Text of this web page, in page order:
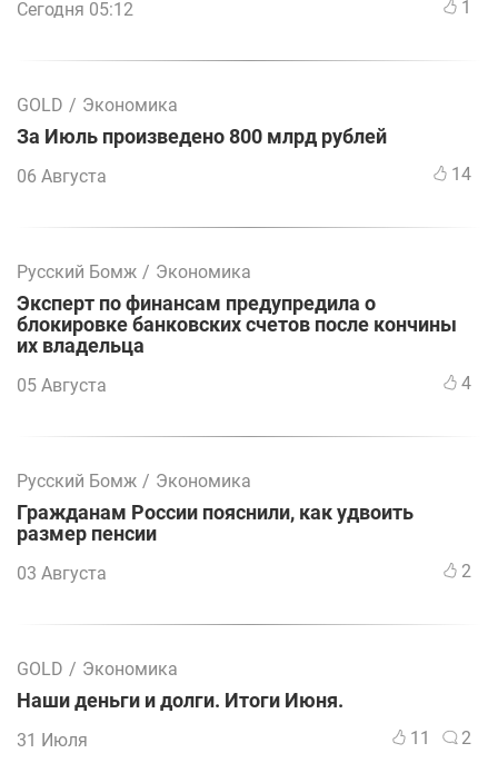
Сегодня 05:12 1
GOLD / Экономика
За Июль произведено 800 млрд рублей
06 Августа 14
Русский Бомж / Экономика
Эксперт по финансам предупредила о
блокировке банковских счетов после кончины
их владельца
05 Августа 4
Русский Бомж / Экономика
Гражданам России пояснили, как удвоить
размер пенсии
03 Августа 2
GOLD / Экономика
Наши деньги и долги. Итоги Июня.
31 Июля 11 2